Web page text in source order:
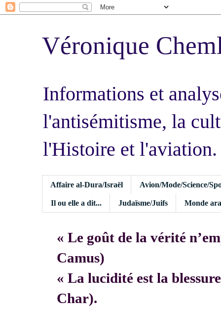
Véronique
Informations et
l'antisémitisme, la
l'Histoire et l'aviation.
Affaire al-Dura/Israël Avion/Mode/Science/
Il ou elle a dit... Judaïsme/Juifs Monde
« Le goût de la vérité
Camus)
« La lucidité est la
Char).